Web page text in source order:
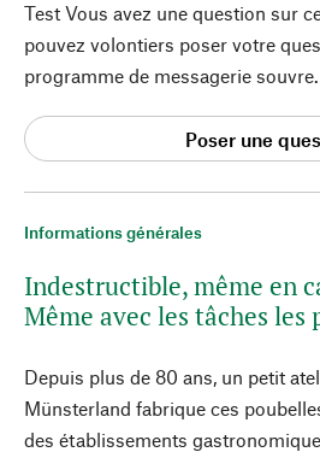
Informations générales
Indestructible, même en
Même avec les tâches
Depuis plus de 80 ans, un petit
Münsterland fabrique ces
des établissements
Test Vous avez une question sur
pouvez volontiers poser votre
programme de messagerie souvre.
Poser une